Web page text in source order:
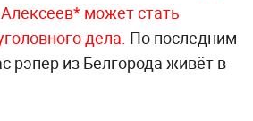
может стать
дела. По последним
рэпер из Белгорода живёт в